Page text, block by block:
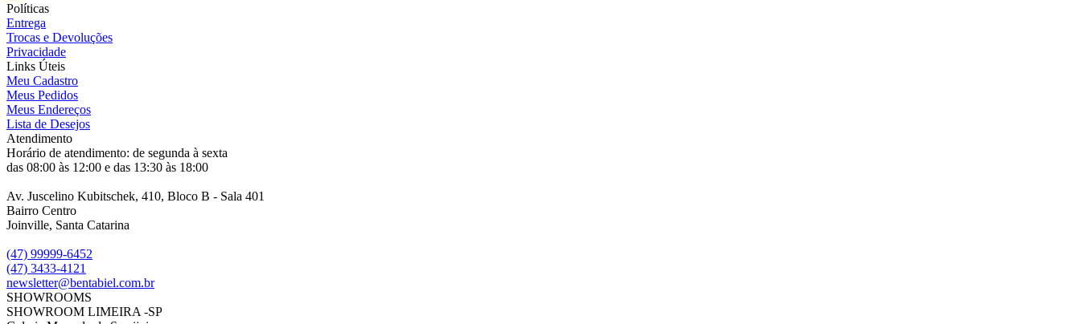
Políticas
Entrega
Trocas e Devoluções
Privacidade
Links Úteis
Meu Cadastro
Meus Pedidos
Meus Endereços
Lista de Desejos
Atendimento
Horário de atendimento: de segunda à sexta
das 08:00 às 12:00 e das 13:30 às 18:00
Av. Juscelino Kubitschek, 410, Bloco B - Sala 401
Bairro Centro
Joinville, Santa Catarina
(47) 99999-6452
(47) 3433-4121
newsletter@bentabiel.com.br
SHOWROOMS
SHOWROOM LIMEIRA -SP